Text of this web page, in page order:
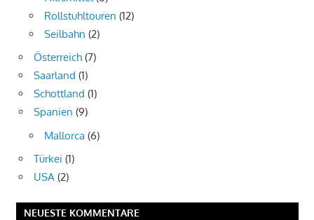
Rollstuhltouren (12)
Seilbahn (2)
Österreich (7)
Saarland (1)
Schottland (1)
Spanien (9)
Mallorca (6)
Türkei (1)
USA (2)
NEUESTE KOMMENTARE